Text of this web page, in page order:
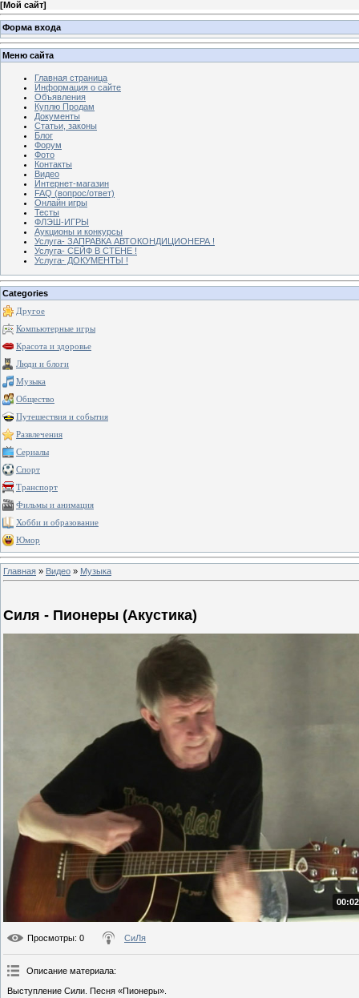
[Мой сайт]
Форма входа
Меню сайта
Главная страница
Информация о сайте
Объявления
Куплю Продам
Документы
Статьи, законы
Блог
Форум
Фото
Контакты
Видео
Интернет-магазин
FAQ (вопрос/ответ)
Онлайн игры
Тесты
ФЛЭШ-ИГРЫ
Аукционы и конкурсы
Услуга- ЗАПРАВКА АВТОКОНДИЦИОНЕРА !
Услуга- СЕЙФ В СТЕНЕ !
Услуга- ДОКУМЕНТЫ !
Categories
Другое
Компьютерные игры
Красота и здоровье
Люди и блоги
Музыка
Общество
Путешествия и события
Развлечения
Сериалы
Спорт
Транспорт
Фильмы и анимация
Хобби и образование
Юмор
Главная » Видео » Музыка
Силя - Пионеры (Акустика)
Просмотры: 0 СиЛя
Описание материала:
Выступление Сили. Песня «Пионеры».